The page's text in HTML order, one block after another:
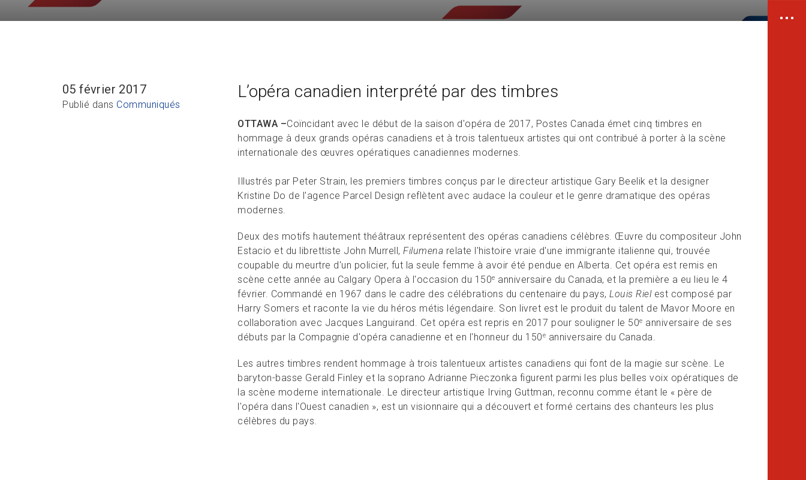
05 février 2017
Publié dans Communiqués
L’opéra canadien interprété par des timbres
OTTAWA –Coïncidant avec le début de la saison d'opéra de 2017, Postes Canada émet cinq timbres en
hommage à deux grands opéras canadiens et à trois talentueux artistes qui ont contribué à porter à la scène
internationale des œuvres opératiques canadiennes modernes.
Illustrés par Peter Strain, les premiers timbres conçus par le directeur artistique Gary Beelik et la designer
Kristine Do de l'agence Parcel Design reflètent avec audace la couleur et le genre dramatique des opéras
modernes.
Deux des motifs hautement théâtraux représentent des opéras canadiens célèbres. Œuvre du compositeur John
Estacio et du librettiste John Murrell, Filumena relate l'histoire vraie d'une immigrante italienne qui, trouvée
coupable du meurtre d'un policier, fut la seule femme à avoir été pendue en Alberta. Cet opéra est remis en
scène cette année au Calgary Opera à l'occasion du 150e anniversaire du Canada, et la première a eu lieu le 4
février. Commandé en 1967 dans le cadre des célébrations du centenaire du pays, Louis Rielest composé par
Harry Somers et raconte la vie du héros métis légendaire. Son livret est le produit du talent de Mavor Moore en
collaboration avec Jacques Languirand. Cet opéra est repris en 2017 pour souligner le 50e anniversaire de ses
débuts par la Compagnie d'opéra canadienne et en l'honneur du 150e anniversaire du Canada.
Les autres timbres rendent hommage à trois talentueux artistes canadiens qui font de la magie sur scène. Le
baryton-basse Gerald Finley et la soprano Adrianne Pieczonka figurent parmi les plus belles voix opératiques de
la scène moderne internationale. Le directeur artistique Irving Guttman, reconnu comme étant le « père de
l'opéra dans l'Ouest canadien », est un visionnaire qui a découvert et formé certains des chanteurs les plus
célèbres du pays.